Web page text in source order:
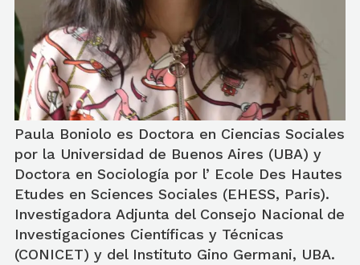
Paula Boniolo es Doctora en Ciencias Sociales
por la Universidad de Buenos Aires (UBA) y
Doctora en Sociología por l’ Ecole Des Hautes
Etudes en Sciences Sociales (EHESS, Paris).
Investigadora Adjunta del Consejo Nacional de
Investigaciones Científicas y Técnicas
(CONICET) y del Instituto Gino Germani, UBA.